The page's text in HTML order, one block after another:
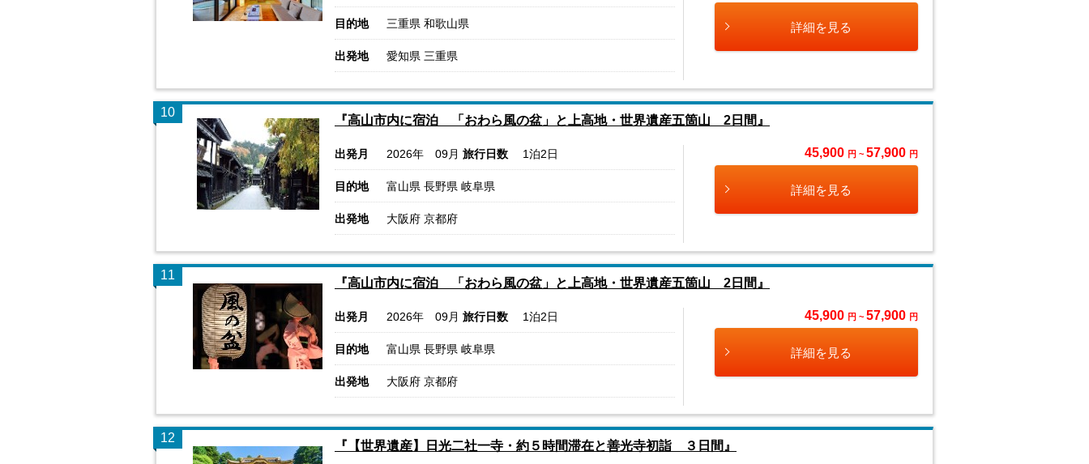
目的地 三重県 和歌山県
出発地 愛知県 三重県
詳細を見る
10
『高山市内に宿泊 「おわら風の盆」と上高地・世界遺産五箇山 2日間』
出発月 2026年 09月 旅行日数 1泊2日
目的地 富山県 長野県 岐阜県
出発地 大阪府 京都府
45,900 円 ~ 57,900 円
詳細を見る
11
『高山市内に宿泊 「おわら風の盆」と上高地・世界遺産五箇山 2日間』
出発月 2026年 09月 旅行日数 1泊2日
目的地 富山県 長野県 岐阜県
出発地 大阪府 京都府
45,900 円 ~ 57,900 円
詳細を見る
12
『【世界遺産】日光二社一寺・約５時間滞在と善光寺初詣 ３日間』